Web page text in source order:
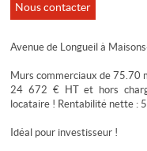
Nous contacter
Avenue de Longueil à
Murs commerciaux de 75.70
24 672 € HT et hors
locataire ! Rentabilité nette :
Idéal pour investisseur !